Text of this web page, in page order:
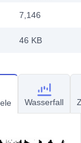
7,146
46 KB
Wasserfall